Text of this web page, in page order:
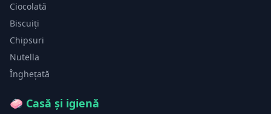
Ciocolată
Biscuiți
Chipsuri
Nutella
Înghețată
🧼 Casă și igienă